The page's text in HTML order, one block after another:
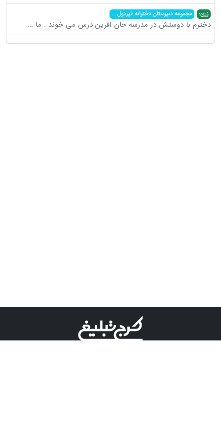
زری: مجموعه دبیرستان دخترانه غیردول...
دخترم با دوستش در مدرسه جان افرین درس می خوند . ما ...